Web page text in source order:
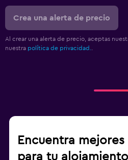
Crea una alerta de precio
Al crear una alerta de precio, aceptas
nuestra política de privacidad.
Encuentra
para tu